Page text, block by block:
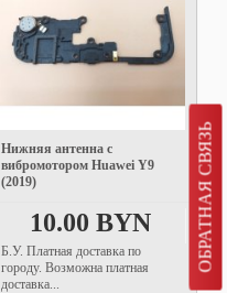
ОБРАТНАЯ СВЯЗЬ
Нижняя антенна с
вибромотором Huawei Y9
(2019)
10.00 BYN
Б.У. Платная доставка по
городу. Возможна платная
доставка...